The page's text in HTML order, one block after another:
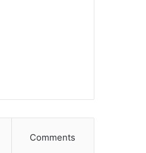
Comments